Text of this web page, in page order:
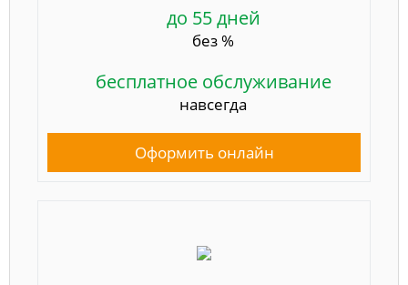
до 55 дней
без %
бесплатное обслуживание
навсегда
Оформить онлайн